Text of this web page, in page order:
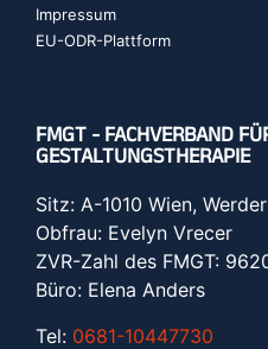
Impressum
EU-ODR-Plattform
FMGT - FACHVERBAND
GESTALTUNGSTHERAPIE
Sitz: A-1010 Wien,
Obfrau: Evelyn Vrecer
ZVR-Zahl des FMGT:
Büro: Elena Anders
Tel: 0681-10447730